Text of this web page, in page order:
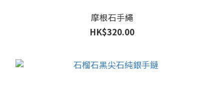
摩根石手繩
HK$320.00